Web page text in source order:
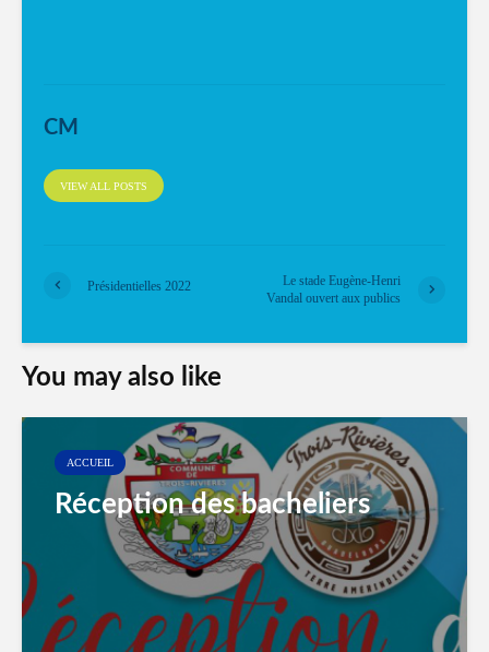
CM
VIEW ALL POSTS
Présidentielles 2022
Le stade Eugène-Henri
Vandal ouvert aux publics
You may also like
ACCUEIL
Réception des bacheliers